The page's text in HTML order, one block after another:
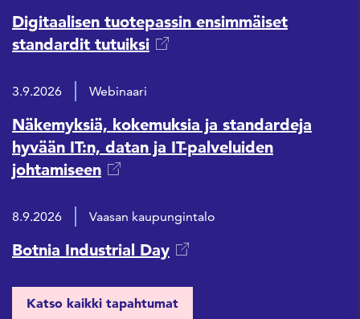
Digitaalisen tuotepassin ensimmäiset
standardit tutuiksi
3.9.2026 Webinaari
Näkemyksiä, kokemuksia ja standardeja
hyvään IT:n, datan ja IT-palveluiden
johtamiseen
8.9.2026 Vaasan kaupungintalo
Botnia Industrial Day
Katso kaikki tapahtumat